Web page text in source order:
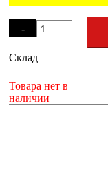
-
+
Склад
Товара нет в
наличии